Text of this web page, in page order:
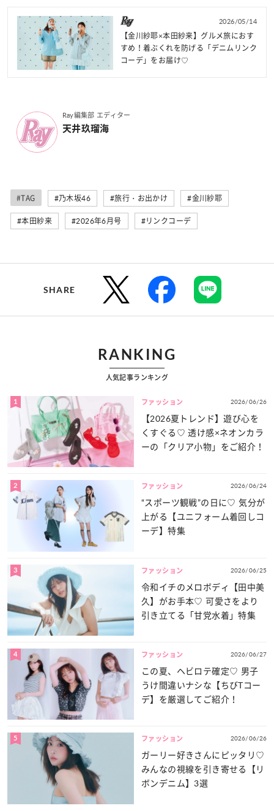
2026/05/14
【金川紗耶×本田紗来】グルメ旅におす
すめ！着ぶくれを防げる「デニムリンク
コーデ」をお届け♡
Ray編集部 エディター
天井玖瑠海
#TAG #乃木坂46 #旅行・お出かけ #金川紗耶
#本田紗来 #2026年6月号 #リンクコーデ
SHARE
RANKING
人気記事ランキング
1 ファッション 2026/06/26
【2026夏トレンド】遊び心を
くすぐる♡ 透け感×ネオンカラ
ーの「クリア小物」をご紹介！
2 ファッション 2026/06/24
“スポーツ観戦”の日に♡ 気分が
上がる【ユニフォーム着回しコ
ーデ】特集
3 ファッション 2026/06/25
令和イチのメロボディ【田中美
久】がお手本♡ 可愛さをより
引き立てる「甘党水着」特集
4 ファッション 2026/06/27
この夏、ヘビロテ確定♡ 男子
うけ間違いナシな【ちびTコー
デ】を厳選してご紹介！
5 ファッション 2026/06/26
ガーリー好きさんにピッタリ♡
みんなの視線を引き寄せる【リ
ボンデニム】3選